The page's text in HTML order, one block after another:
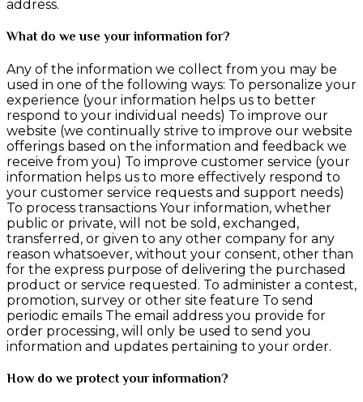
address.
What do we use your information for?
Any of the information we collect from you may be
used in one of the following ways: To personalize your
experience (your information helps us to better
respond to your individual needs) To improve our
website (we continually strive to improve our website
offerings based on the information and feedback we
receive from you) To improve customer service (your
information helps us to more effectively respond to
your customer service requests and support needs)
To process transactions Your information, whether
public or private, will not be sold, exchanged,
transferred, or given to any other company for any
reason whatsoever, without your consent, other than
for the express purpose of delivering the purchased
product or service requested. To administer a contest,
promotion, survey or other site feature To send
periodic emails The email address you provide for
order processing, will only be used to send you
information and updates pertaining to your order.
How do we protect your information?